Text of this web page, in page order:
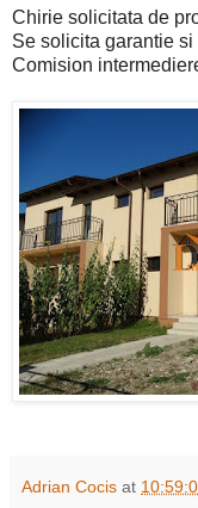
Chirie solicitata de
Se solicita garantie
Comision
Adrian Cocis at